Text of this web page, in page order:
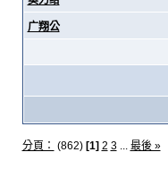
广翔公
分頁： (862) [1] 2 3... 最後 »